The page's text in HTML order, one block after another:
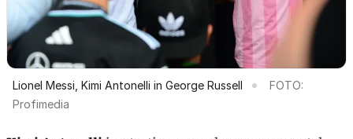
Lionel Messi, Kimi Antonelli in George Russell
FOTO:
Profimedia